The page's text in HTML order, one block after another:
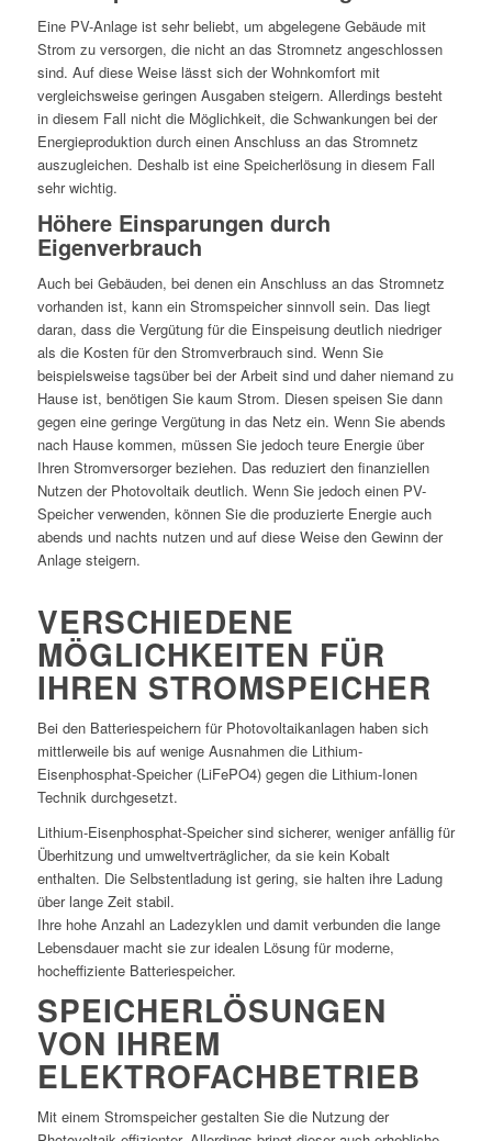
Eine PV-Anlage ist sehr beliebt, um abgelegene Gebäude mit
Strom zu versorgen, die nicht an das Stromnetz angeschlossen
sind. Auf diese Weise lässt sich der Wohnkomfort mit
vergleichsweise geringen Ausgaben steigern. Allerdings besteht
in diesem Fall nicht die Möglichkeit, die Schwankungen bei der
Energieproduktion durch einen Anschluss an das Stromnetz
auszugleichen. Deshalb ist eine Speicherlösung in diesem Fall
sehr wichtig.
Höhere Einsparungen durch
Eigenverbrauch
Auch bei Gebäuden, bei denen ein Anschluss an das Stromnetz
vorhanden ist, kann ein Stromspeicher sinnvoll sein. Das liegt
daran, dass die Vergütung für die Einspeisung deutlich niedriger
als die Kosten für den Stromverbrauch sind. Wenn Sie
beispielsweise tagsüber bei der Arbeit sind und daher niemand zu
Hause ist, benötigen Sie kaum Strom. Diesen speisen Sie dann
gegen eine geringe Vergütung in das Netz ein. Wenn Sie abends
nach Hause kommen, müssen Sie jedoch teure Energie über
Ihren Stromversorger beziehen. Das reduziert den finanziellen
Nutzen der Photovoltaik deutlich. Wenn Sie jedoch einen PV-
Speicher verwenden, können Sie die produzierte Energie auch
abends und nachts nutzen und auf diese Weise den Gewinn der
Anlage steigern.
VERSCHIEDENE
MÖGLICHKEITEN FÜR
IHREN STROMSPEICHER
Bei den Batteriespeichern für Photovoltaikanlagen haben sich
mittlerweile bis auf wenige Ausnahmen die Lithium-
Eisenphosphat-Speicher (LiFePO4) gegen die Lithium-Ionen
Technik durchgesetzt.
Lithium-Eisenphosphat-Speicher sind sicherer, weniger anfällig für
Überhitzung und umweltverträglicher, da sie kein Kobalt
enthalten. Die Selbstentladung ist gering, sie halten ihre Ladung
über lange Zeit stabil.
Ihre hohe Anzahl an Ladezyklen und damit verbunden die lange
Lebensdauer macht sie zur idealen Lösung für moderne,
hocheffiziente Batteriespeicher.
SPEICHERLÖSUNGEN
VON IHREM
ELEKTROFACHBETRIEB
Mit einem Stromspeicher gestalten Sie die Nutzung der